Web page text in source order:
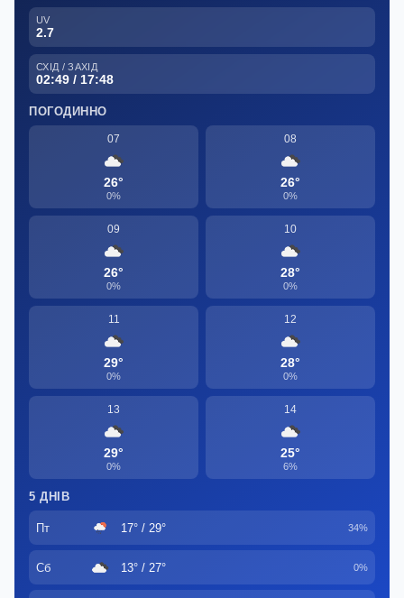
UV
2.7
СХІД / ЗАХІД
02:49 / 17:48
ПОГОДИННО
07
26°
0%
08
26°
0%
09
26°
0%
10
28°
0%
11
29°
0%
12
28°
0%
13
29°
0%
14
25°
6%
5 ДНІВ
Пт 17° / 29° 34%
Сб 13° / 27° 0%